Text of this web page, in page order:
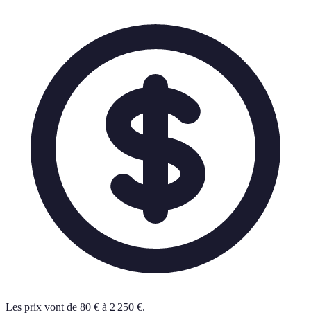
Les prix vont de 80 € à 2 250 €.